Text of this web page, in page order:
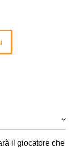
il giocatore che